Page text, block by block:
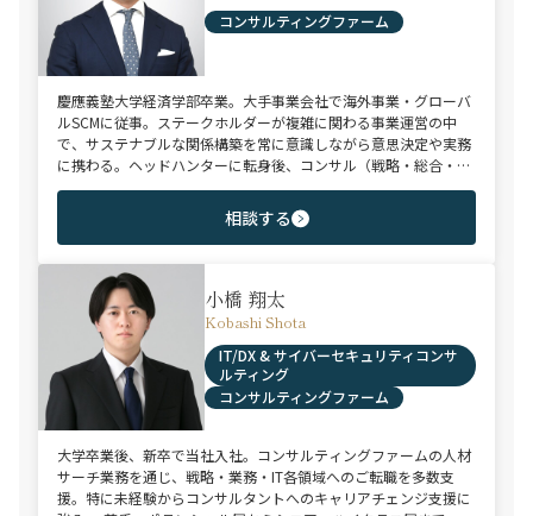
コンサルティングファーム
慶應義塾大学経済学部卒業。大手事業会社で海外事業・グローバ
ルSCMに従事。ステークホルダーが複雑に関わる事業運営の中
で、サステナブルな関係構築を常に意識しながら意思決定や実務
に携わる。ヘッドハンターに転身後、コンサル（戦略・総合・
FAS）、総合商社、投資銀行、大手事業会社を始めとする幅広い
領域で、若手～エグゼクティブまでご支援実績多数。
相談する
小橋 翔太
Kobashi Shota
IT/DX & サイバーセキュリティコンサ
ルティング
コンサルティングファーム
大学卒業後、新卒で当社入社。コンサルティングファームの人材
サーチ業務を通じ、戦略・業務・IT各領域へのご転職を多数支
援。特に未経験からコンサルタントへのキャリアチェンジ支援に